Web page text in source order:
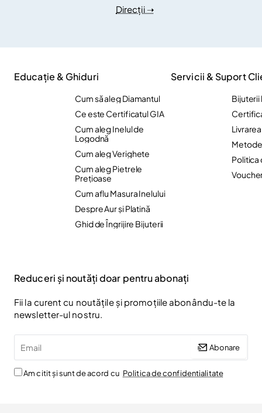
Direcții ➝
Educație & Ghiduri
Cum să aleg Diamantul
Ce este Certificatul GIA
Cum aleg Inelul de
Logodnă
Cum aleg Verighete
Cum aleg Pietrele
Preţioase
Cum aflu Masura Inelului
Despre Aur și Platină
Ghid de Îngrijire Bijuterii
Servicii & Suport
Bijuterii
Politica
Reduceri și noutăți doar pentru abonați
Fii la curent cu noutățile și promoțiile abonându-te la
newsletter-ul nostru.
Abonare
Am citit și sunt de acord cu Politica de confidentialitate